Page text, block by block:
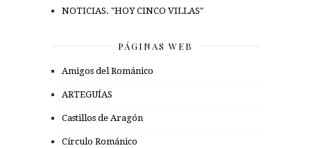
NOTICIAS. "HOY CINCO VILLAS"
PÁGINAS WEB
Amigos del Románico
ARTEGUÍAS
Castillos de Aragón
Círculo Románico